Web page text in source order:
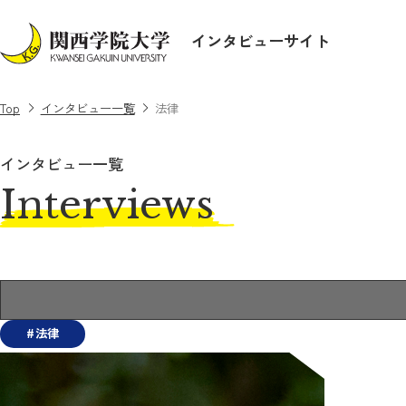
インタビューサイト
Top インタビュー一覧 法律
インタビュー一覧
Interviews
法律